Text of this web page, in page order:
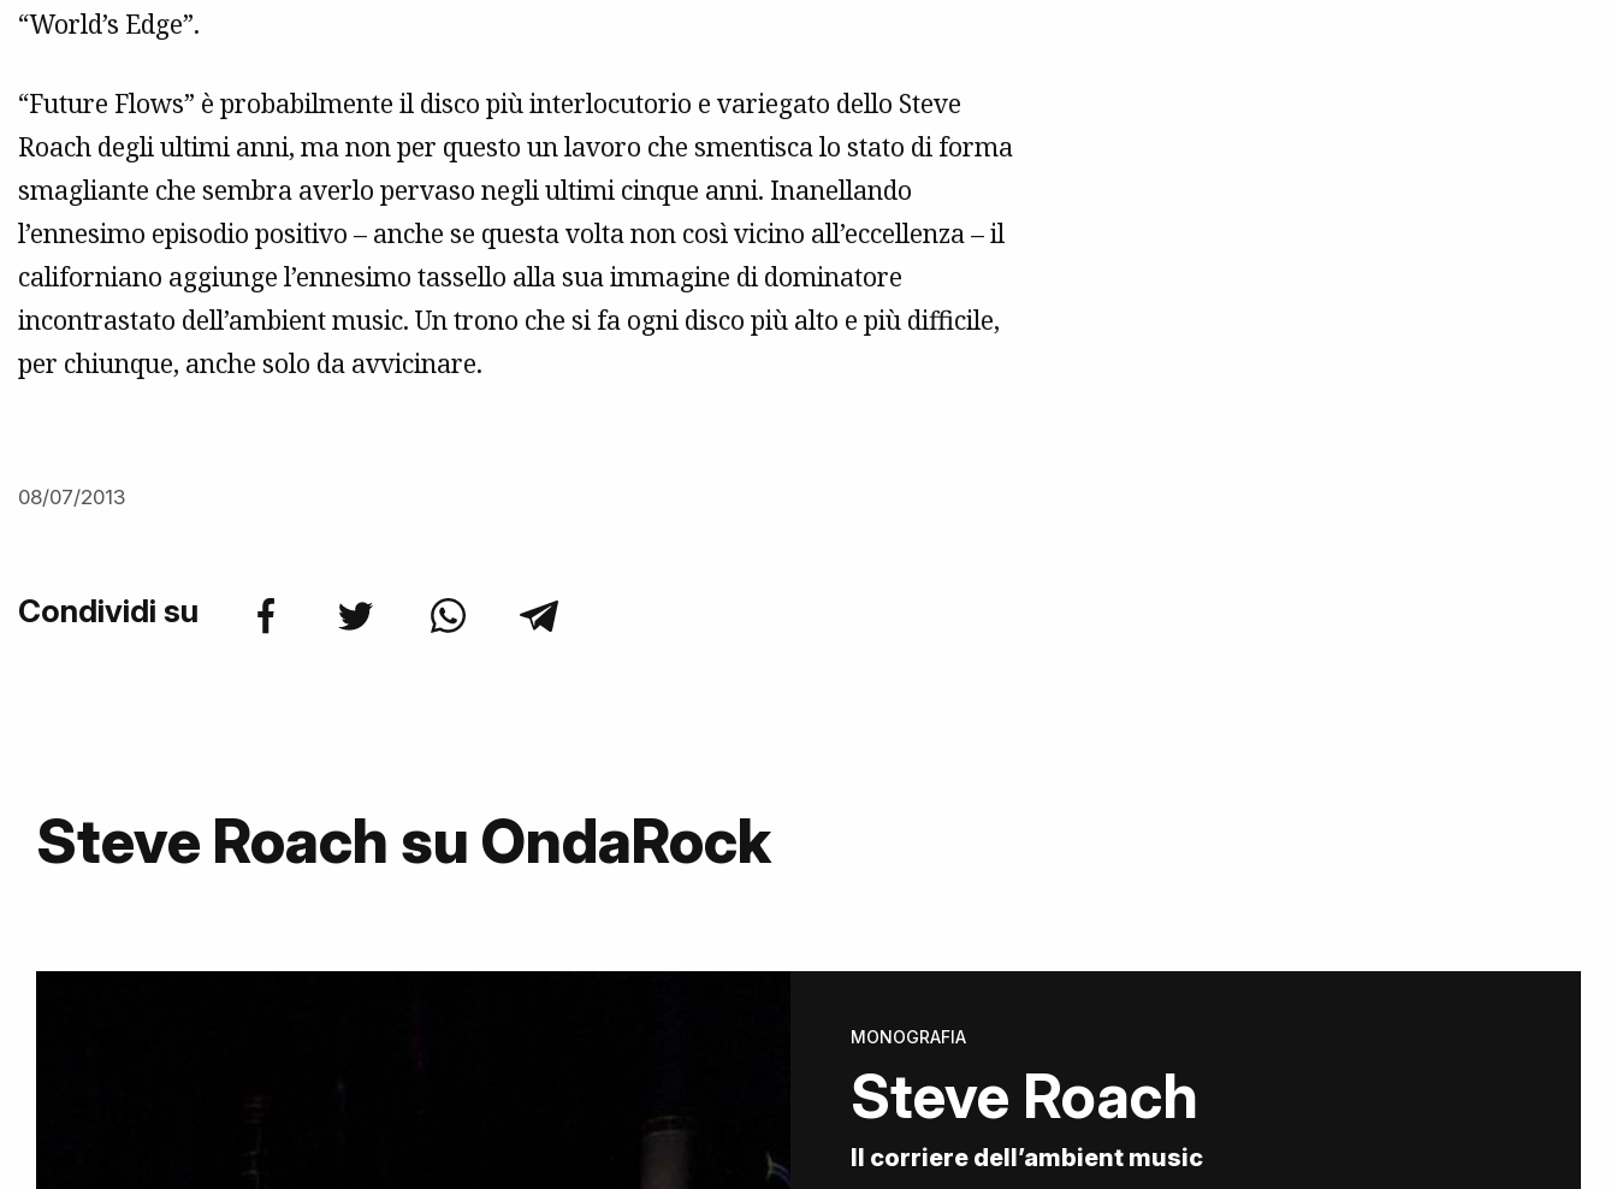
“World’s Edge”.
“Future Flows” è probabilmente il disco più interlocutorio e variegato dello Steve
Roach degli ultimi anni, ma non per questo un lavoro che smentisca lo stato di forma
smagliante che sembra averlo pervaso negli ultimi cinque anni. Inanellando
l’ennesimo episodio positivo – anche se questa volta non così vicino all’eccellenza – il
californiano aggiunge l’ennesimo tassello alla sua immagine di dominatore
incontrastato dell’ambient music. Un trono che si fa ogni disco più alto e più difficile,
per chiunque, anche solo da avvicinare.
08/07/2013
Condividi su
Steve Roach su OndaRock
MONOGRAFIA
Steve Roach
Il corriere dell’ambient music